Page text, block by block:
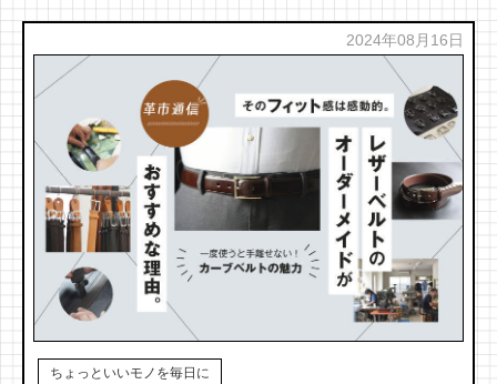
2024年08月16日
ちょっといいモノを毎日に